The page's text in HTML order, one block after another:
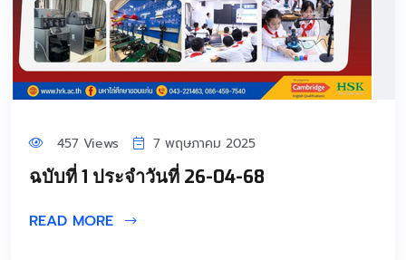
457 Views 7 พฤษภาคม 2025
ฉบับที่ 1 ประจำวันที่ 26-04-68
READ MORE